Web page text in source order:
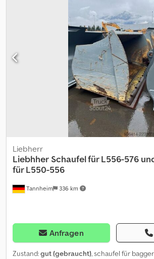
Tannheim 336 km
Liebherr
Liebhher Schaufel für L556-576
für L550-556
Anfragen
Zustand:gut (gebraucht), schaufel für